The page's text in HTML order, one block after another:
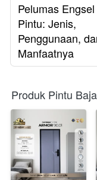
Pelumas Engsel
Pintu: Jenis,
Penggunaan,
Manfaatnya
Produk Pintu